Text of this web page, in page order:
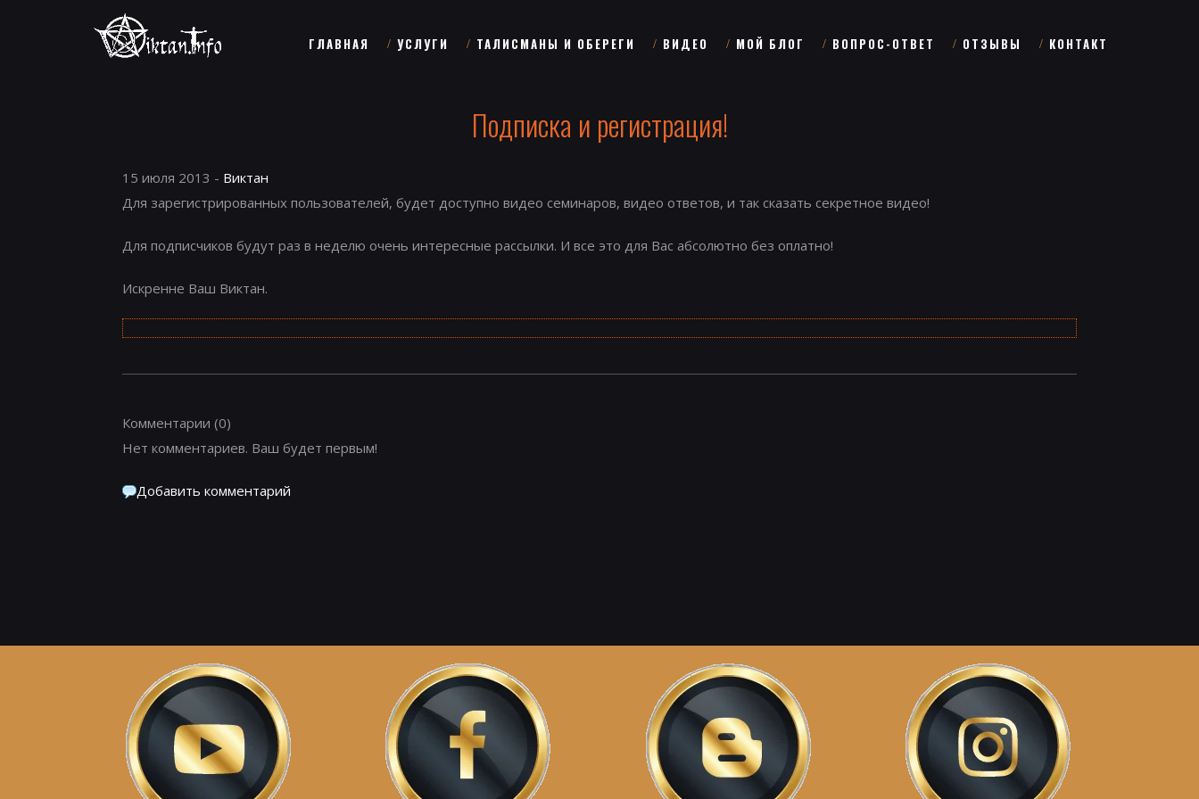
ГЛАВНАЯ УСЛУГИ ТАЛИСМАНЫ И ОБЕРЕГИ ВИДЕО МОЙ БЛОГ ВОПРОС-ОТВЕТ ОТЗЫВЫ КОНТАКТ
Подписка и регистрация!
15 июля 2013 - Виктан
Для зарегистрированных пользователей, будет доступно видео семинаров, видео ответов, и так сказать секретное видео!
Для подписчиков будут раз в неделю очень интересные рассылки. И все это для Вас абсолютно без оплатно!
Искренне Ваш Виктан.
Комментарии (0)
Нет комментариев. Ваш будет первым!
Добавить комментарий